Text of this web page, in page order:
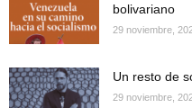
bolivariano
29 noviembre,
Un resto de
29 noviembre,